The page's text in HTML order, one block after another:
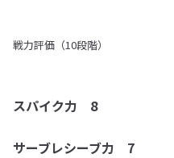
戦力評価（10段階）
スパイク力 8
サーブレシーブ力 7